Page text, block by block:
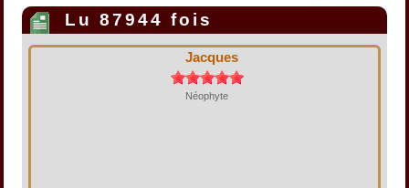
Lu 87944 fois
Jacques
Néophyte